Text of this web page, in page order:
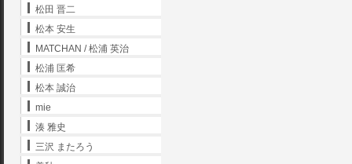
松田 晋二
松本 安生
MATCHAN / 松浦 英治
松浦 匡希
松本 誠治
mie
湊 雅史
三沢 またろう